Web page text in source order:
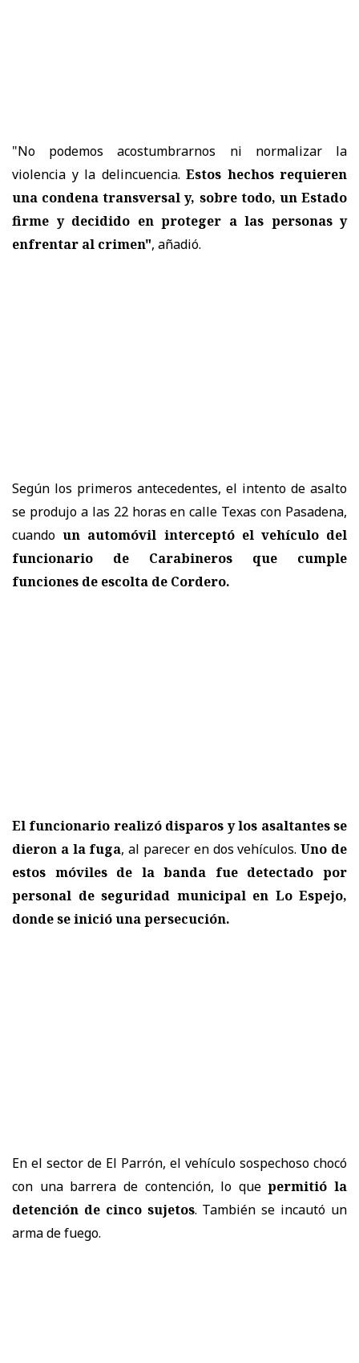
"No podemos acostumbrarnos ni normalizar la
violencia y la delincuencia. Estos hechos requieren
una condena transversal y, sobre todo, un Estado
firme y decidido en proteger a las personas y
enfrentar al crimen", añadió.
Según los primeros antecedentes, el intento de asalto
se produjo a las 22 horas en calle Texas con Pasadena,
cuandoun automóvil interceptó el vehículo del
funcionario de Carabineros
que cumple
funciones de escolta de Cordero.
El funcionario realizó disparos y los asaltantes se
dieron a la fuga, al parecer en dos vehículos.Uno de
estos móviles de la banda fue detectado por
personal de seguridad municipal en Lo Espejo,
donde se inició una persecución.
En el sector de El Parrón, el vehículo sospechoso chocó
con una barrera de contención, lo quepermitió la
detención de cinco sujetos. También se incautó un
arma de fuego.